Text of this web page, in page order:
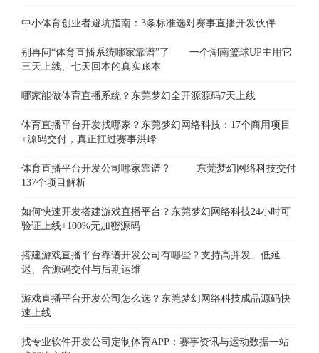
中小体育创业者避坑指南：3条标准选对赛事直播开发伙伴
别再问“体育直播系统哪家靠谱”了——一个湖南篮球UP主用它
三天上线、七天回本的真实账本
哪家能做体育直播系统？东莞梦幻全开源源码7天上线
体育直播平台开发找哪家？东莞梦幻网络科技：17个商用项目
+源码交付，真正扛过赛事洪峰
体育直播平台开发公司哪家靠谱？ —— 东莞梦幻网络科技交付
137个项目解析
如何快速开发搭建游戏直播平台？东莞梦幻网络科技24小时可
验证上线+100%无加密源码
搭建游戏直播平台靠谱开发公司有哪些？支持高并发、低延
迟、含源码交付与后期运维
游戏直播平台开发公司怎么选？东莞梦幻网络科技成品源码快
速上线
找专业软件开发公司定制体育APP：赛事资讯与运动数据一站